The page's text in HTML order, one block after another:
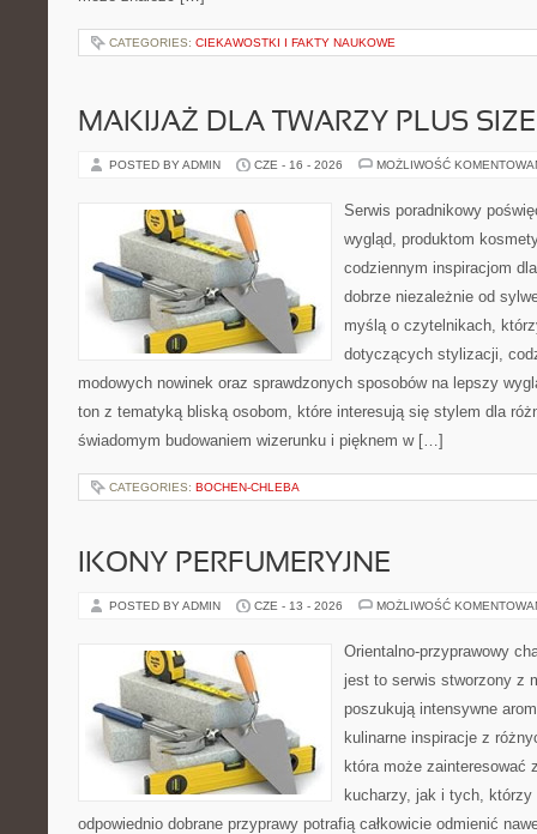
CATEGORIES: CIEKAWOSTKI I FAKTY NAUKOWE
MAKIJAŻ DLA TWARZY PLUS SIZE
POSTED BY ADMIN CZE - 16 - 2026 MOŻLIWOŚĆ
Serwis poradnikowy
wygląd, produktom
codziennym inspiracjom
dobrze niezależnie od
myślą o czytelnikach,
dotyczących stylizacji,
modowych nowinek oraz sprawdzonych sposobów na lepszy
ton z tematyką bliską osobom, które interesują się stylem dla
świadomym budowaniem wizerunku i pięknem w […]
CATEGORIES: BOCHEN-CHLEBA
IKONY PERFUMERYJNE
POSTED BY ADMIN CZE - 13 - 2026 MOŻLIWOŚĆ
Orientalno-przyprawowy
jest to serwis stworzony z
poszukują intensywne
kulinarne inspiracje z
która może zainteresować
kucharzy, jak i tych, którzy
odpowiednio dobrane przyprawy potrafią całkowicie odmienić